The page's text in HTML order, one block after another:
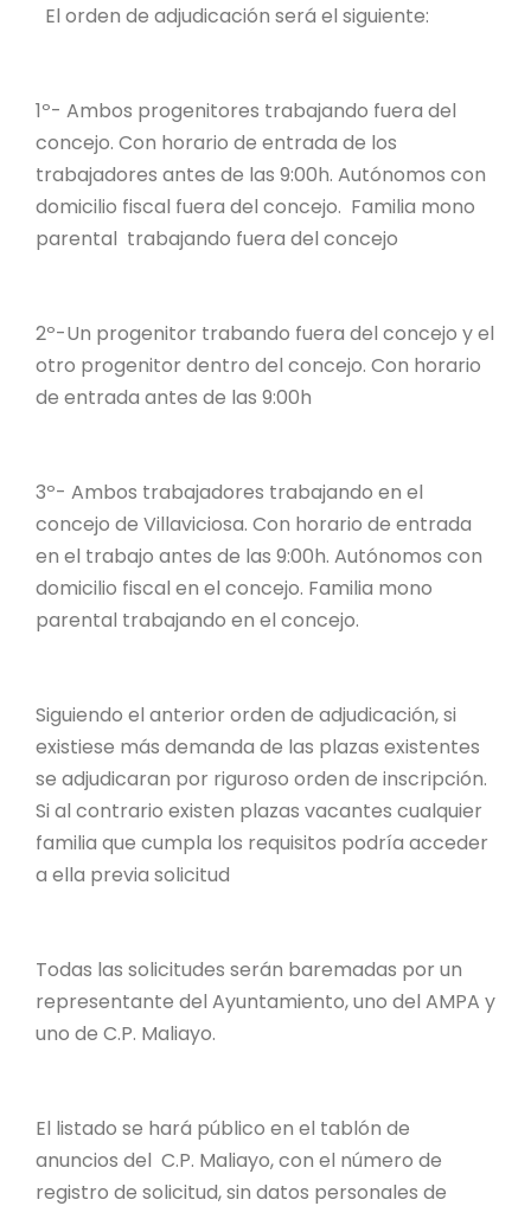
El orden de adjudicación será el siguiente:
1º- Ambos progenitores trabajando fuera del
concejo. Con horario de entrada de los
trabajadores antes de las 9:00h. Autónomos con
domicilio fiscal fuera del concejo. Familia mono
parental trabajando fuera del concejo
2º-Un progenitor trabando fuera del concejo y el
otro progenitor dentro del concejo. Con horario
de entrada antes de las 9:00h
3º- Ambos trabajadores trabajando en el
concejo de Villaviciosa. Con horario de entrada
en el trabajo antes de las 9:00h. Autónomos con
domicilio fiscal en el concejo. Familia mono
parental trabajando en el concejo.
Siguiendo el anterior orden de adjudicación, si
existiese más demanda de las plazas existentes
se adjudicaran por riguroso orden de inscripción.
Si al contrario existen plazas vacantes cualquier
familia que cumpla los requisitos podría acceder
a ella previa solicitud
Todas las solicitudes serán baremadas por un
representante del Ayuntamiento, uno del AMPA y
uno de C.P. Maliayo.
El listado se hará público en el tablón de
anuncios del C.P. Maliayo, con el número de
registro de solicitud, sin datos personales de